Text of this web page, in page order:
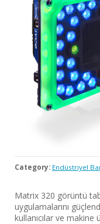
Category: Endüstriyel
Matrix 320 görüntü
uygulamalarını
kullanıcılar ve